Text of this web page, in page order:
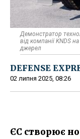
Демонстратор
від компанії KNDS
джерел
DEFENSE
02 липня 2025, 08:26
ЄС створює